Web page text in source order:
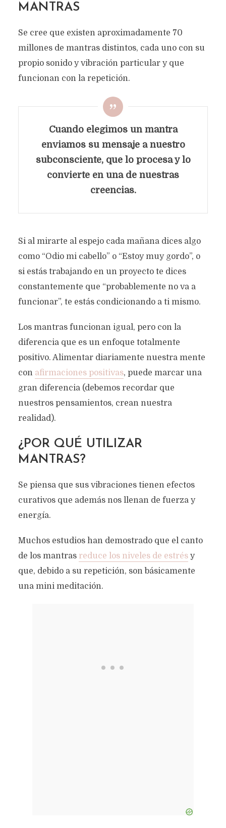
SON TAN PODEROSOS
10 minutos de lectura
MANTRAS
Se cree que existen aproximadamente 70
millones de mantras distintos, cada uno con su
propio sonido y vibración particular y que
funcionan con la repetición.
Cuando elegimos un mantra
enviamos su mensaje a nuestro
subconsciente, que lo procesa y lo
convierte en una de nuestras
creencias.
Si al mirarte al espejo cada mañana dices algo
como “Odio mi cabello” o “Estoy muy gordo”, o
si estás trabajando en un proyecto te dices
constantemente que “probablemente no va a
funcionar”, te estás condicionando a ti mismo.
Los mantras funcionan igual, pero con la
diferencia que es un enfoque totalmente
positivo. Alimentar diariamente nuestra mente
con afirmaciones positivas, puede marcar una
gran diferencia (debemos recordar que
nuestros pensamientos, crean nuestra
realidad).
¿POR QUÉ UTILIZAR
MANTRAS?
Se piensa que sus vibraciones tienen efectos
curativos que además nos llenan de fuerza y
energía.
Muchos estudios han demostrado que el canto
de los mantras reduce los niveles de estrésy
que, debido a su repetición, son básicamente
una mini meditación.